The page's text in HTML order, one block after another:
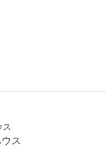
ス
ス